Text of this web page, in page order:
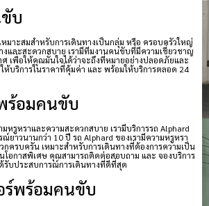
บ
หมาะสมสำหรับการเดินทางเป็นกลุ่ม หรือ ครอบครัวใหญ่
และสะดวกสบาย เรามีทีมงานคนขับที่มีความเชี่ยวชาญ
ศ เพื่อให้คุณมั่นใจได้ว่าจะถึงที่หมายอย่างปลอดภัยและ
ให้บริการในราคาที่คุ้มค่า และ พร้อมให้บริการตลอด 24
ร้อมคนขับ
หรูหราและความสะดวกสบาย เรามีบริการรถ Alphard
าวนานกว่า 10 ปี รถ Alphard ของเรามีความหรูหรา
กครบครัน เหมาะสำหรับการเดินทางที่ต้องการความเป็น
โอกาสพิเศษ คุณสามารถติดต่อสอบถาม และ จองบริการ
รับประสบการณ์การเดินทางที่ดีที่สุด
ร์พร้อมคนขับ